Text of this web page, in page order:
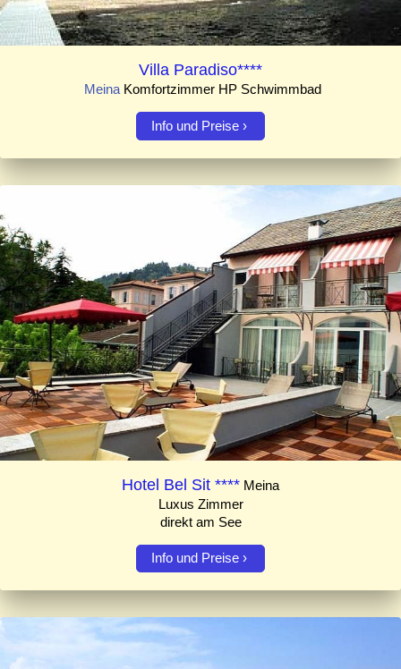
Villa Paradiso****
MeinaKomfortzimmer HP Schwimmbad
Info und Preise
Hotel Bel Sit **** Meina
Luxus Zimmer
direkt am See
Info und Preise